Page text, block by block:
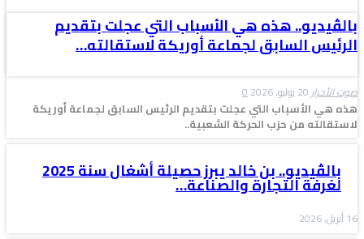
بالڤيديو.. هذه هي الأسباب التي عجلت بتقديم
الرئيس السابق لجماعة أوريكة لاستقالته…
صوت الأحرار20 يوليو, 2026 0
هذه هي الأسباب التي عجلت بتقديم الرئيس السابق لجماعة أوريكة
لاستقالته من حزب الحركة الشعبية..
بالڤيديو.. بن خالد يبرز حصيلة أشغال سنة 2025
لغرفة التجارة والصناعة…
16 أبريل, 2026